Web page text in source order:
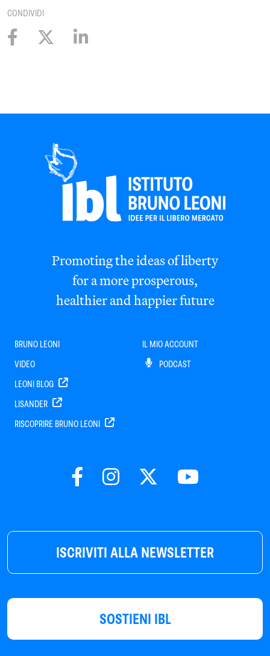
CONDIVIDI
ISCRIVITI ALLA NEWSLETTER
SOSTIENI IBL
Promoting the ideas of liberty
for a more prosperous,
healthier and happier future
BRUNO LEONI
VIDEO
LEONI BLOG
LISANDER
RISCOPRIRE BRUNO LEONI
IL MIO ACCOUNT
PODCAST